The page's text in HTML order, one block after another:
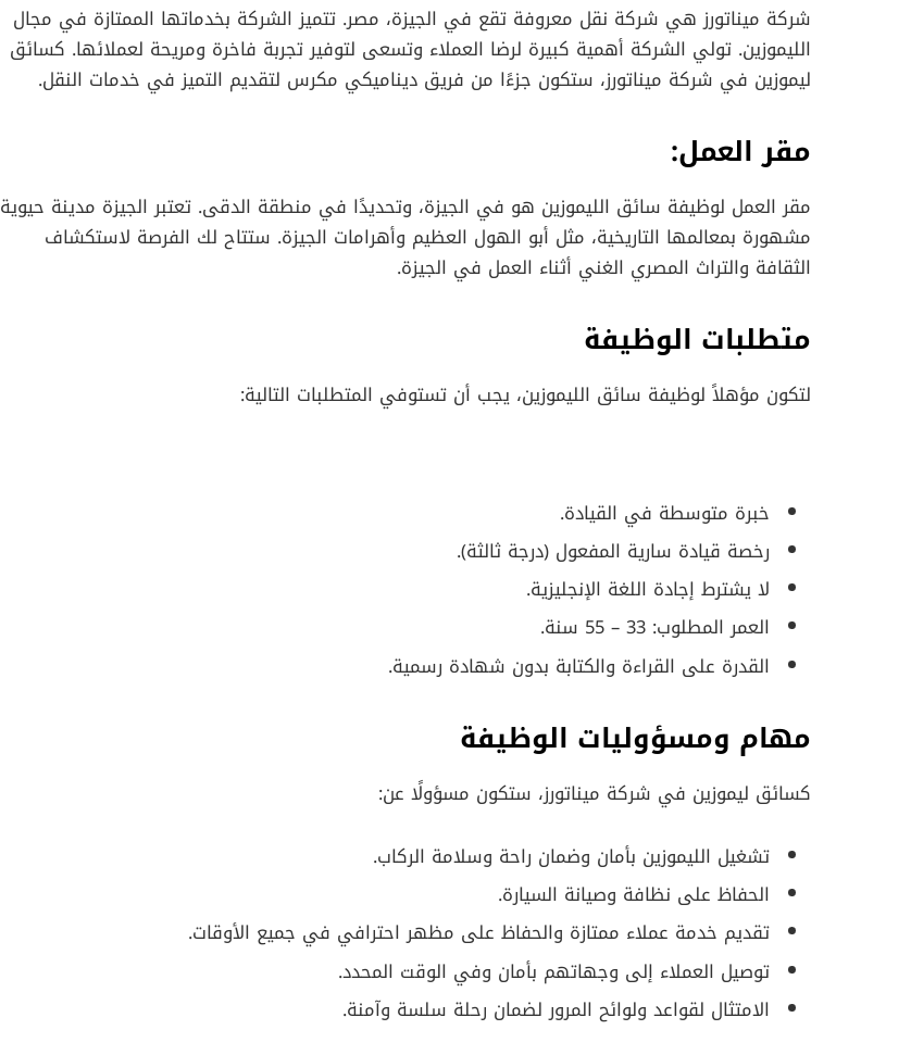
شركة ميناتورز هي شركة نقل معروفة تقع في الجيزة، مصر. تتميز الشركة بخدماتها الممتازة في مجال
الليموزين. تولي الشركة أهمية كبيرة لرضا العملاء وتسعى لتوفير تجربة فاخرة ومريحة لعملائها. كسائق
ليموزين في شركة ميناتورز، ستكون جزءًا من فريق ديناميكي مكرس لتقديم التميز في خدمات النقل.
مقر العمل:
مقر العمل لوظيفة سائق الليموزين هو في الجيزة، وتحديدًا في منطقة الدقى. تعتبر الجيزة مدينة حيوية
مشهورة بمعالمها التاريخية، مثل أبو الهول العظيم وأهرامات الجيزة. ستتاح لك الفرصة لاستكشاف
الثقافة والتراث المصري الغني أثناء العمل في الجيزة.
متطلبات الوظيفة
لتكون مؤهلاً لوظيفة سائق الليموزين، يجب أن تستوفي المتطلبات التالية:
خبرة متوسطة في القيادة.
رخصة قيادة سارية المفعول (درجة ثالثة).
لا يشترط إجادة اللغة الإنجليزية.
العمر المطلوب: 33 – 55 سنة.
القدرة على القراءة والكتابة بدون شهادة رسمية.
مهام ومسؤوليات الوظيفة
كسائق ليموزين في شركة ميناتورز، ستكون مسؤولًا عن:
تشغيل الليموزين بأمان وضمان راحة وسلامة الركاب.
الحفاظ على نظافة وصيانة السيارة.
تقديم خدمة عملاء ممتازة والحفاظ على مظهر احترافي في جميع الأوقات.
توصيل العملاء إلى وجهاتهم بأمان وفي الوقت المحدد.
الامتثال لقواعد ولوائح المرور لضمان رحلة سلسة وآمنة.